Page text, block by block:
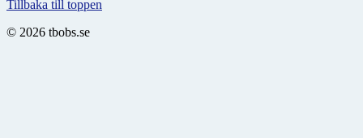
Tillbaka till toppen
© 2026 tbobs.se